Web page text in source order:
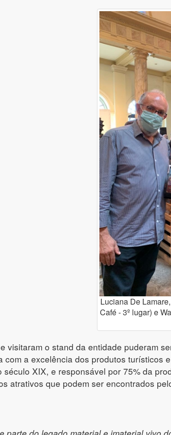
Luciana De
Café - 3º lugar) e
visitaram o stand da entidade puderam
com a excelência dos produtos turísticos
século XIX, e responsável por 75% da
atrativos que podem ser encontrados